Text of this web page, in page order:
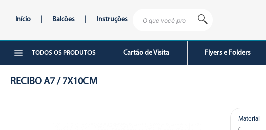
Início Balcões Instruções
TODOS OS PRODUTOS Cartão de Visita Flyers e Folders
RECIBO A7 / 7X10CM
Material